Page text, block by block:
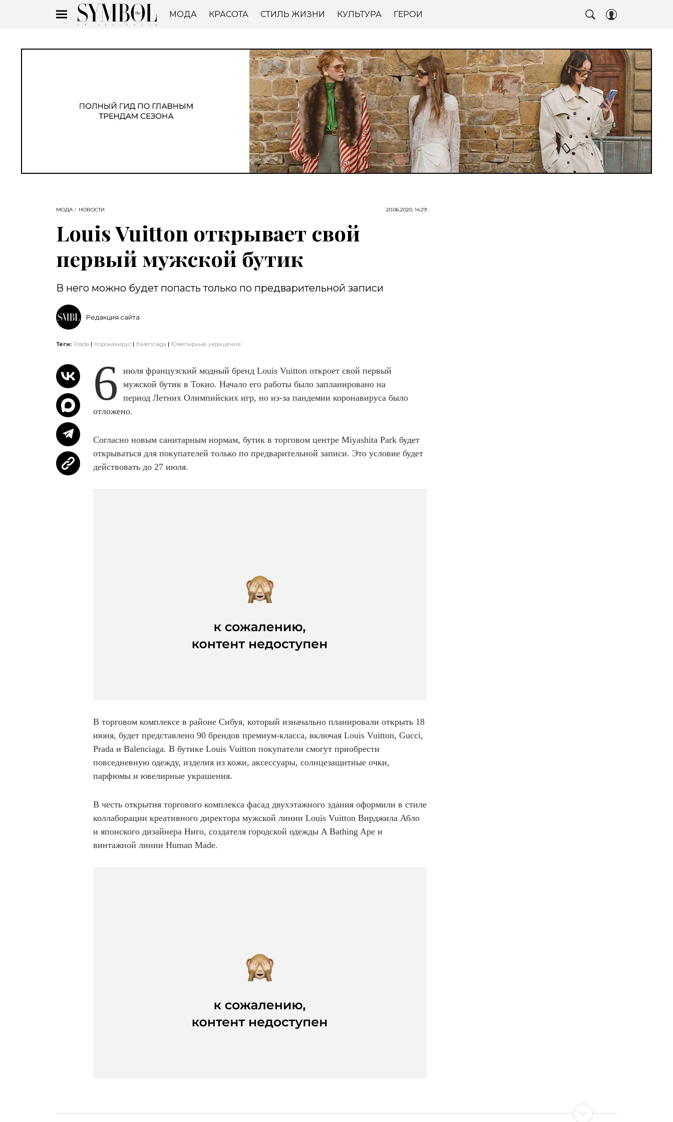
МОДА КРАСОТА СТИЛЬ ЖИЗНИ КУЛЬТУРА ГЕРОИ
МОДА НОВОСТИ 20.06.2020, 14:29
Louis Vuitton открывает свой
первый мужской бутик
В него можно будет попасть только по предварительной записи
Редакция сайта
Теги: Prada Коронавирус Balenciaga Ювелирные украшения
6
июля французский модный бренд Louis Vuitton откроет свой первый
мужской бутик в Токио. Начало его работы было запланировано на
период Летних Олимпийских игр, но из-за пандемии коронавируса было
отложено.
Согласно новым санитарным нормам, бутик в торговом центре Miyashita Park будет
открываться для покупателей только по предварительной записи. Это условие будет
действовать до 27 июля.
В торговом комплексе в районе Сибуя, который изначально планировали открыть 18
июня, будет представлено 90 брендов премиум-класса, включая Louis Vuitton, Gucci,
Prada и Balenciaga. В бутике Louis Vuitton покупатели смогут приобрести
повседневную одежду, изделия из кожи, аксессуары, солнцезащитные очки,
парфюмы и ювелирные украшения.
В честь открытия торгового комплекса фасад двухэтажного здания оформили в стиле
коллаборации креативного директора мужской линии Louis Vuitton Вирджила Абло
и японского дизайнера Ниго, создателя городской одежды A Bathing Ape и
винтажной линии Human Made.